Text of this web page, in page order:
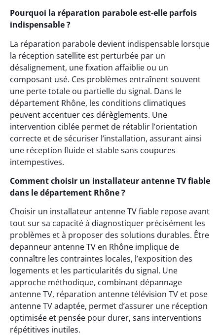
Pourquoi la réparation parabole est-elle parfois
indispensable ?
La réparation parabole devient indispensable lorsque
la réception satellite est perturbée par un
désalignement, une fixation affaiblie ou un
composant usé. Ces problèmes entraînent souvent
une perte totale ou partielle du signal. Dans le
département Rhône, les conditions climatiques
peuvent accentuer ces dérèglements. Une
intervention ciblée permet de rétablir l’orientation
correcte et de sécuriser l’installation, assurant ainsi
une réception fluide et stable sans coupures
intempestives.
Comment choisir un installateur antenne TV fiable
dans le département Rhône ?
Choisir un installateur antenne TV fiable repose avant
tout sur sa capacité à diagnostiquer précisément les
problèmes et à proposer des solutions durables. Être
depanneur antenne TV en Rhône implique de
connaître les contraintes locales, l’exposition des
logements et les particularités du signal. Une
approche méthodique, combinant dépannage
antenne TV, réparation antenne télévision TV et pose
antenne TV adaptée, permet d’assurer une réception
optimisée et pensée pour durer, sans interventions
répétitives inutiles.